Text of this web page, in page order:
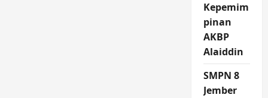
Kepemim
pinan
AKBP
Alaiddin
SMPN 8
Jember